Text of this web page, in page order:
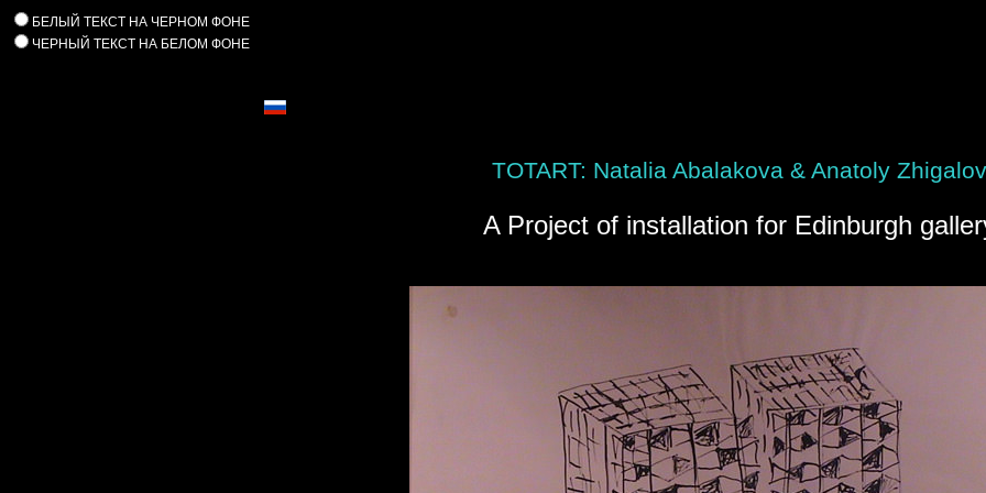
БЕЛЫЙ ТЕКСТ НА ЧЕРНОМ ФОНЕ
ЧЕРНЫЙ ТЕКСТ НА БЕЛОМ ФОНЕ
TOTART: Natalia Abalakova & Anatoly Zhigalov
A Project of installation for Edinburgh